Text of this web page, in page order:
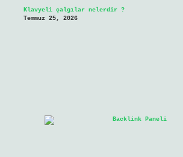
Klavyeli çalgılar nelerdir ?
Temmuz 25, 2026